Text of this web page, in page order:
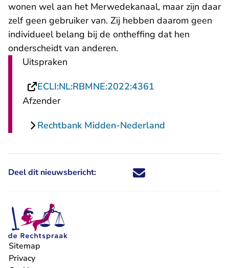
wonen wel aan het Merwedekanaal, maar zijn daar
zelf geen gebruiker van. Zij hebben daarom geen
individueel belang bij de ontheffing dat hen
onderscheidt van anderen.
Uitspraken
ECLI:NL:RBMNE:2022:4361
Afzender
Rechtbank Midden-Nederland
Deel dit nieuwsbericht: Deel dit nieuwsbericht via X -
Deel dit nieuwsbericht via
Deel dit nieuwsbericht
Deel dit
Sitemap
Privacy